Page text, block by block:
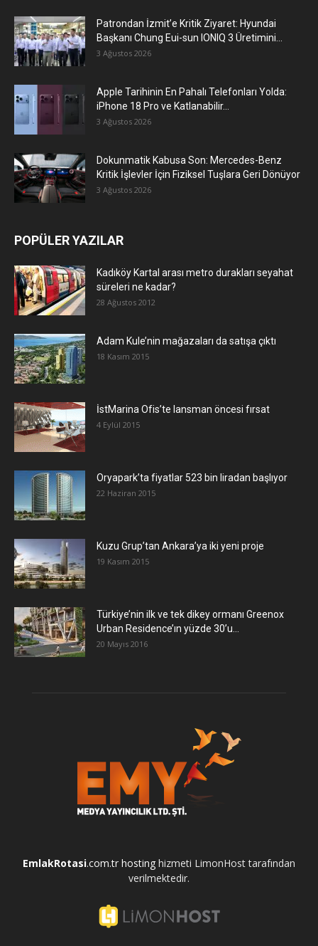
Patrondan İzmit’e Kritik Ziyaret: Hyundai
Başkanı Chung Eui-sun IONIQ 3 Üretimini...
3 Ağustos 2026
Apple Tarihinin En Pahalı Telefonları Yolda:
iPhone 18 Pro ve Katlanabilir...
3 Ağustos 2026
Dokunmatik Kabusa Son: Mercedes-Benz
Kritik İşlevler İçin Fiziksel Tuşlara Geri Dönüyor
3 Ağustos 2026
POPÜLER YAZILAR
Kadıköy Kartal arası metro durakları seyahat
süreleri ne kadar?
28 Ağustos 2012
Adam Kule’nin mağazaları da satışa çıktı
18 Kasım 2015
İstMarina Ofis’te lansman öncesi fırsat
4 Eylül 2015
Oryapark’ta fiyatlar 523 bin liradan başlıyor
22 Haziran 2015
​Kuzu Grup’tan Ankara’ya iki yeni proje
19 Kasım 2015
Türkiye’nin ilk ve tek dikey ormanı Greenox
Urban Residence’ın yüzde 30’u...
20 Mayıs 2016
EmlakRotasi.com.tr hosting hizmeti LimonHost tarafından
verilmektedir.